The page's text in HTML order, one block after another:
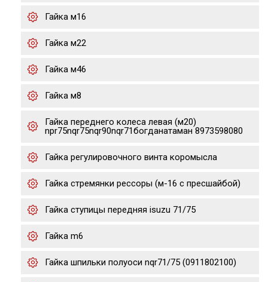
Гайка м16
Гайка м22
Гайка м46
Гайка м8
Гайка переднего колеса левая (м20)
npr75nqr75nqr90nqr71богданатаман 8973598080
Гайка регулировочного винта коромысла
Гайка стремянки рессоры (м-16 с пресшайбой)
Гайка ступицы передняя isuzu 71/75
Гайка m6
Гайка шпильки полуоси nqr71/75 (0911802100)